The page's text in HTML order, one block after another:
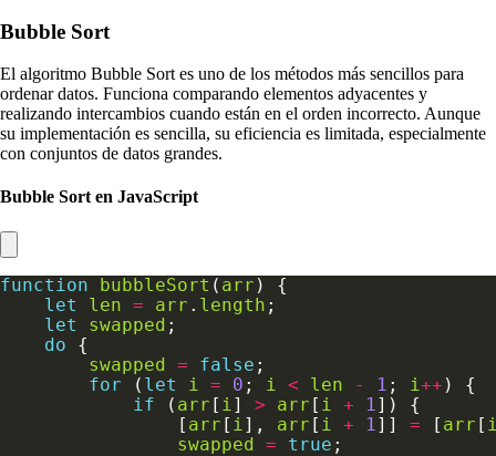
Bubble Sort
El algoritmo Bubble Sort es uno de los métodos más sencillos para
ordenar datos. Funciona comparando elementos adyacentes y
realizando intercambios cuando están en el orden incorrecto. Aunque
su implementación es sencilla, su eficiencia es limitada, especialmente
con conjuntos de datos grandes.
Bubble Sort en JavaScript
function bubbleSort ( arr
let
len = arr . length
let
swapped
do
swapped = false
for ( let i = 0 ; i < len - 1 ; i ++
if ( arr [ i ] > arr [ i + 1
                [
arr [ i ], arr [ i + 1 ]] = [ arr [
swapped = true